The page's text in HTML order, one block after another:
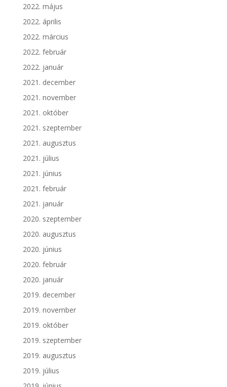
2022. május
2022. április
2022. március
2022. február
2022. január
2021. december
2021. november
2021. október
2021. szeptember
2021. augusztus
2021. július
2021. június
2021. február
2021. január
2020. szeptember
2020. augusztus
2020. június
2020. február
2020. január
2019. december
2019. november
2019. október
2019. szeptember
2019. augusztus
2019. július